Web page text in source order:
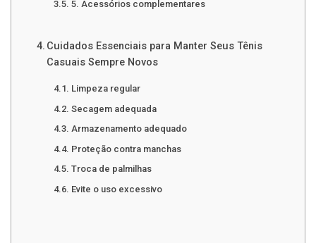
5. Acessórios complementares
Cuidados Essenciais para Manter Seus Tênis
Casuais Sempre Novos
Limpeza regular
Secagem adequada
Armazenamento adequado
Proteção contra manchas
Troca de palmilhas
Evite o uso excessivo